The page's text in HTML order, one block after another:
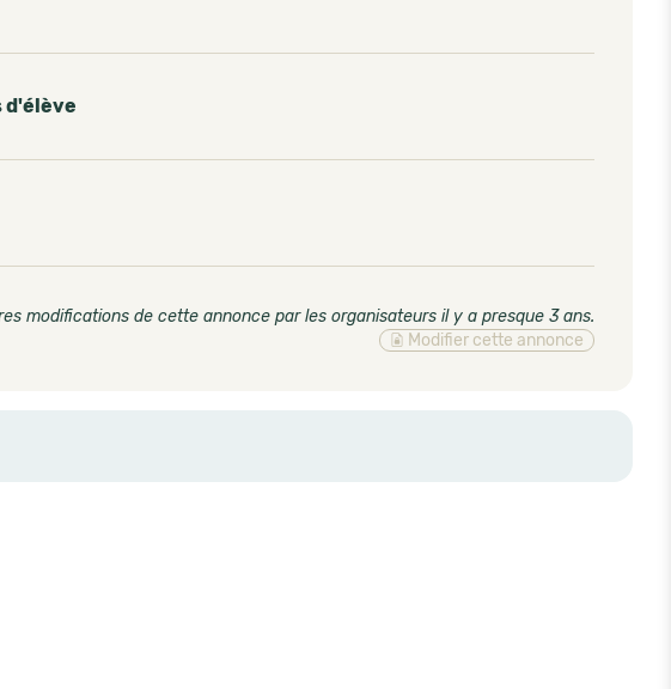
d'élève
modifications de cette annonce par les organisateurs il y a presque 3 ans.
Modifier cette annonce